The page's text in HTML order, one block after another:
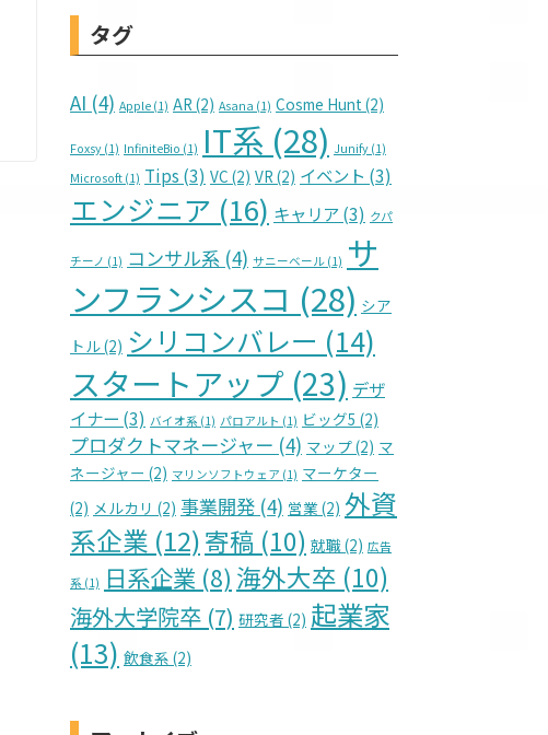
タグ
AI (4) Apple (1) AR (2) Asana (1) Cosme Hunt (2)
Foxsy (1) InfiniteBio (1) IT系 (28) Junify (1)
Microsoft (1) Tips (3) VC (2) VR (2) イベント (3)
エンジニア (16) キャリア(3) クパ
チーノ (1) コンサル系 (4) サニーベール (1) サ
ンフランシスコ (28) シア
トル(2) シリコンバレー (14)
スタートアップ (23) デザ
イナー (3) バイオ系 (1) パロアルト (1) ビッグ5 (2)
プロダクトマネージャー (4) マップ(2) マ
ネージャー (2) マリンソフトウェア (1) マーケター
(2) メルカリ (2) 事業開発 (4) 営業(2) 外資
系企業 (12)寄稿 (10) 就職(2) 広告
系 (1) 日系企業 (8) 海外大卒 (10)
海外大学院卒 (7) 研究者 (2) 起業家
(13) 飲食系 (2)